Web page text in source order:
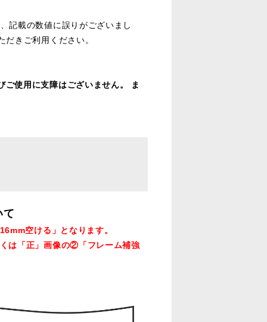
記載の数値に誤りがございまし
きご利用ください。
使用に支障はございません。 ま
て
空ける」となります。
は「正」画像の②「フレーム補強